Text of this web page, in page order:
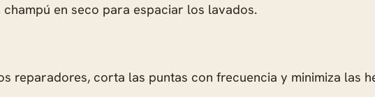
champú en seco para espaciar los lavados.
reparadores, corta las puntas con frecuencia y minimiza las